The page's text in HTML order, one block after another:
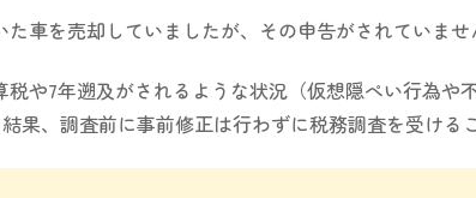
車を売却していましたが、その申告がされていませ
税や7年遡及がされるような状況（仮想隠ぺい行為や
果、調査前に事前修正は行わずに税務調査を受ける